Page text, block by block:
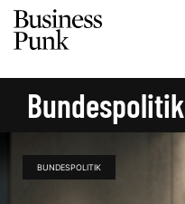
Bundespolitik
BUNDESPOLITIK